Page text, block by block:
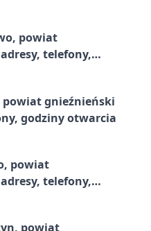
powiat
telefony,
powiat gnieźnieński
godziny otwarcia
powiat
telefony,
powiat